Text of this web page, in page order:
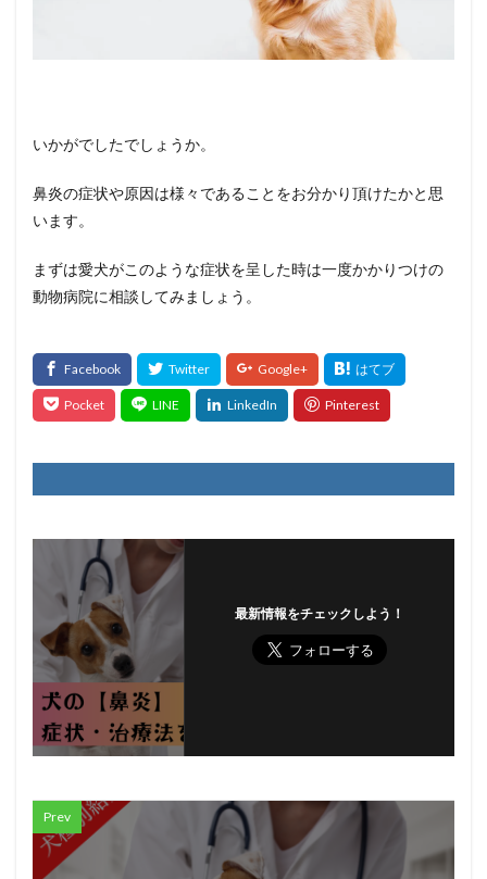
いかがでしたでしょうか。
鼻炎の症状や原因は様々であることをお分かり頂けたかと思
います。
まずは愛犬がこのような症状を呈した時は一度かかりつけの
動物病院に相談してみましょう。
最新情報をチェックしよう！
Prev